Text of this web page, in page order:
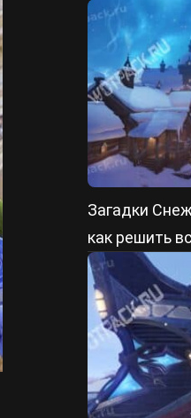
Загадки
как решить